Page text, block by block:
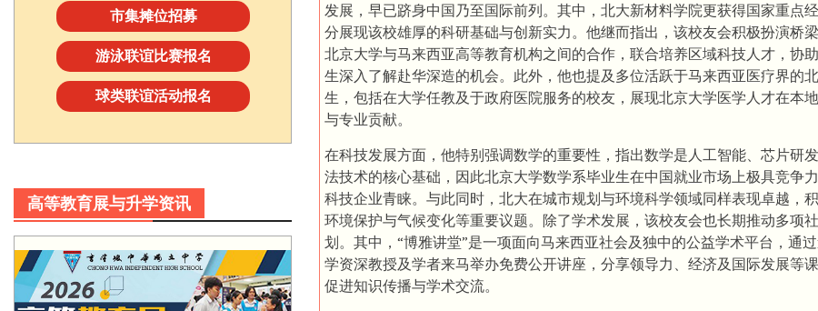
发展，早已跻身中国乃至国际前列。其中，北大新材料学院更获得国家重点
分展现该校雄厚的科研基础与创新实力。他继而指出，该校友会积极扮演桥
北京大学与马来西亚高等教育机构之间的合作，联合培养区域科技人才，协
生深入了解赴华深造的机会。此外，他也提及多位活跃于马来西亚医疗界的
生，包括在大学任教及于政府医院服务的校友，展现北京大学医学人才在本
与专业贡献。
在科技发展方面，他特别强调数学的重要性，指出数学是人工智能、芯片研
法技术的核心基础，因此北京大学数学系毕业生在中国就业市场上极具竞争
科技企业青睐。与此同时，北大在城市规划与环境科学领域同样表现卓越，
环境保护与气候变化等重要议题。除了学术发展，该校友会也长期推动多项
划。其中，“博雅讲堂”是一项面向马来西亚社会及独中的公益学术平台，通
学资深教授及学者来马举办免费公开讲座，分享领导力、经济及国际发展等
促进知识传播与学术交流。
市集摊位招募
游泳联谊比赛报名
球类联谊活动报名
高等教育展与升学资讯